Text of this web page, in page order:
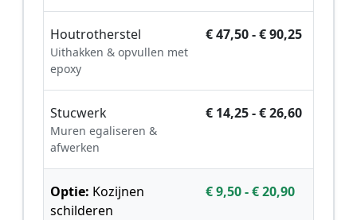
Houtrotherstel
Uithakken & opvullen met
epoxy
€ 47,50 - € 90,25
Stucwerk
Muren egaliseren &
afwerken
€ 14,25 - € 26,60
Optie: Kozijnen
schilderen
€ 9,50 - € 20,90